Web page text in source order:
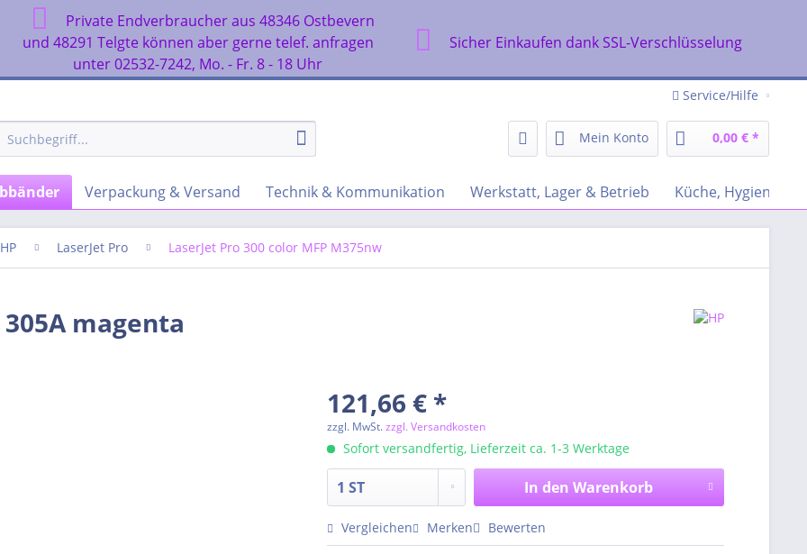
Private Endverbraucher aus 48346 Ostbevern
und 48291 Telgte können aber gerne telef. anfragen
unter 02532-7242, Mo. - Fr. 8 - 18 Uhr
Sicher Einkaufen dank SSL-Verschlüsselung
Service/Hilfe
Mein Konto 0,00 € *
Verpackung & Versand Technik & Kommunikation Werkstatt, Lager & Betrieb Küche, Hygiene &
HP LaserJet Pro LaserJet Pro 300 color MFP M375nw
magenta
121,66 € *
zzgl. MwSt.zzgl. Versandkosten
Sofort versandfertig, Lieferzeit ca. 1-3 Werktage
In den Warenkorb
Vergleichen Merken Bewerten